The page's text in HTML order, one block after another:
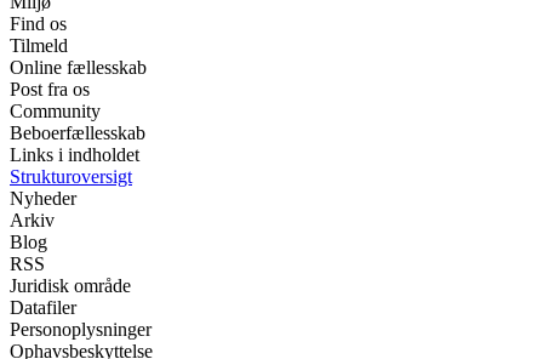
Find os
Tilmeld
Online fællesskab
Post fra os
Community
Beboerfællesskab
Links i indholdet
Strukturoversigt
Nyheder
Arkiv
Blog
RSS
Juridisk område
Datafiler
Personoplysninger
Ophavsbeskyttelse